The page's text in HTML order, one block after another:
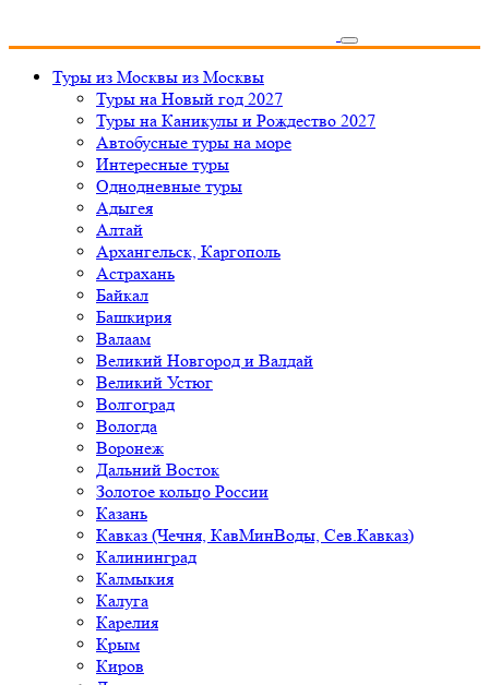
Туры из Москвы из Москвы
Туры на Новый год 2027
Туры на Каникулы и Рождество 2027
Автобусные туры на море
Интересные туры
Однодневные туры
Адыгея
Алтай
Архангельск, Каргополь
Астрахань
Байкал
Башкирия
Валаам
Великий Новгород и Валдай
Великий Устюг
Волгоград
Вологда
Воронеж
Дальний Восток
Золотое кольцо России
Казань
Кавказ (Чечня, КавМинВоды, Сев.Кавказ)
Калининград
Калмыкия
Калуга
Карелия
Крым
Киров